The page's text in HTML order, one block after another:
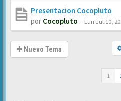
Presentacion Cocopluto
por Cocopluto - Lun Jul 10,
Nuevo Tema
1